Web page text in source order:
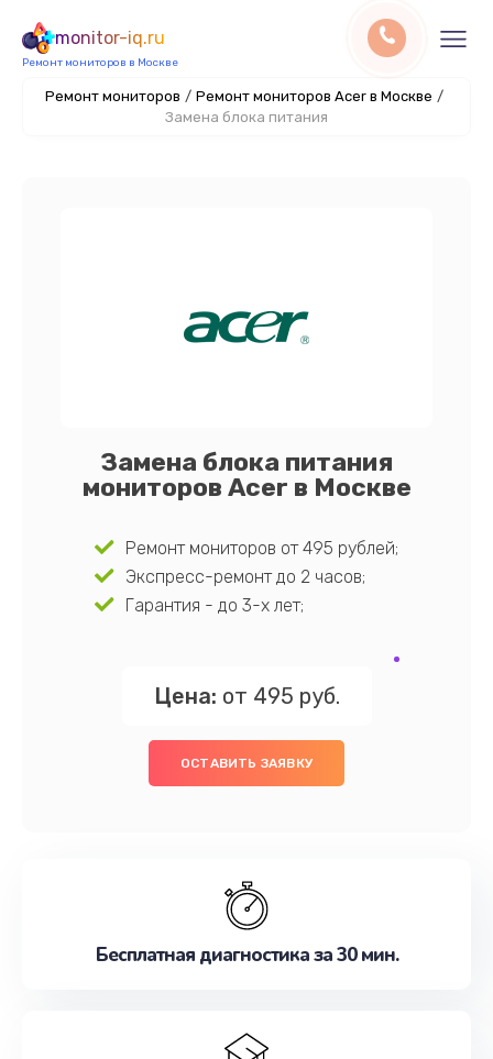
monitor-iq.ru
Ремонт мониторов в Москве
Ремонт мониторов / Ремонт мониторов Acer в Москве /
Замена блока питания
Замена блока питания
мониторов Acer в Москве
Ремонт мониторов от 495 рублей;
Экспресс-ремонт до 2 часов;
Гарантия - до 3-х лет;
Цена: от 495 руб.
ОСТАВИТЬ ЗАЯВКУ
Бесплатная диагностика за 30 мин.